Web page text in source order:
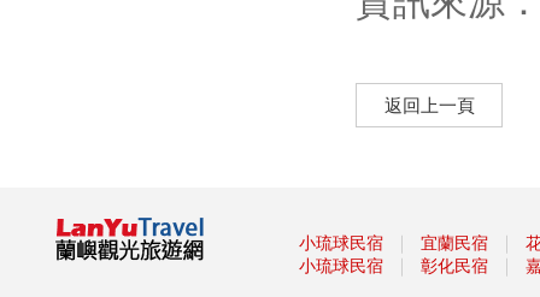
返回上一頁
小琉球民宿 ｜ 宜蘭民宿 ｜
小琉球民宿
｜ 彰化民宿 ｜